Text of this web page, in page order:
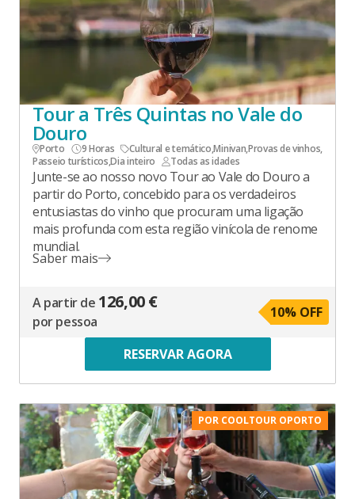
Tour a Três Quintas no Vale do
Douro
Porto 9 Horas Cultural e temático,Minivan,Provas de vinhos,
Passeio turísticos,Dia inteiro Todas as idades
Junte-se ao nosso novo Tour ao Vale do Douro a
partir do Porto, concebido para os verdadeiros
entusiastas do vinho que procuram uma ligação
mais profunda com esta região vinícola de renome
mundial.
Saber mais
A partir de 126,00 €
por pessoa
10% OFF
RESERVAR AGORA
POR COOLTOUR OPORTO